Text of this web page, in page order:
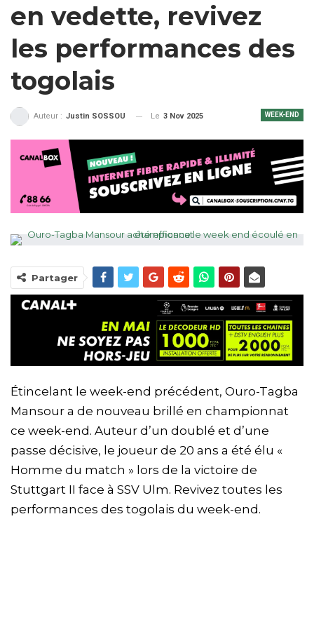
en vedette, revivez
les performances des
togolais
WEEK-END
Auteur : Justin SOSSOU Le 3 Nov 2025
Partager
Étincelant le week-end précédent, Ouro-Tagba
Mansour a de nouveau brillé en championnat
ce week-end. Auteur d’un doublé et d’une
passe décisive, le joueur de 20 ans a été élu «
Homme du match » lors de la victoire de
Stuttgart II face à SSV Ulm. Revivez toutes les
performances des togolais du week-end.